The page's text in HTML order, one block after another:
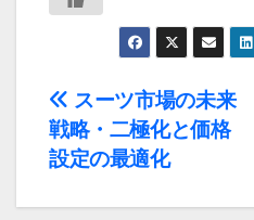
投
稿
ナ
スーツ市場の未来
戦略・二極化と価格
設定の最適化